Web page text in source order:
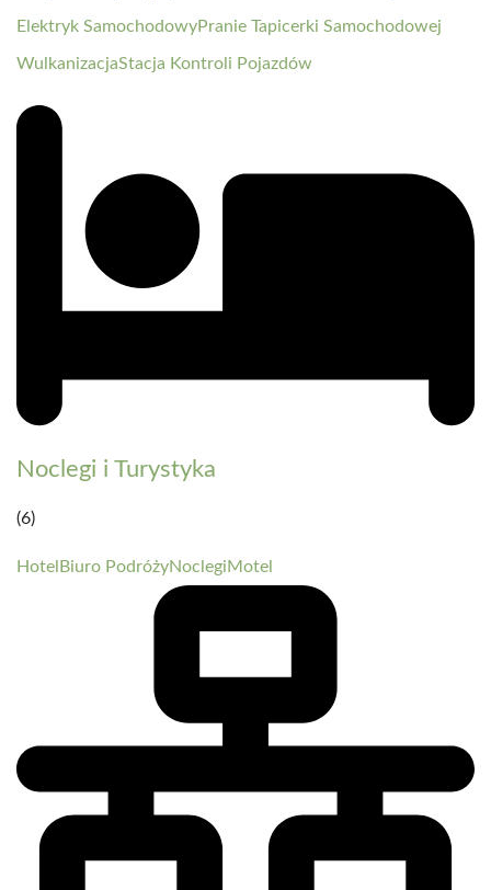
Elektryk SamochodowyPranie Tapicerki Samochodowej
WulkanizacjaStacja Kontroli Pojazdów
Noclegi i Turystyka
(6)
Hotel Biuro PodróżyNoclegiMotel